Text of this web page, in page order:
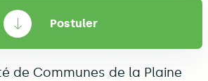
Postuler
de Communes de la Plaine